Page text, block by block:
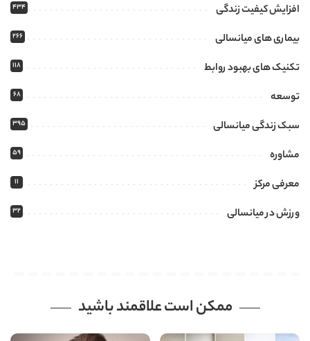
افزایش کیفیت زندگی 434
بیماری های میانسالی 266
تکنیک های بهبود روابط 118
توسعه 68
سبک زندگی میانسالی 395
مشاوره 59
معرفی مرکز 11
ورزش در میانسالی 32
ممکن است علاقمند باشید